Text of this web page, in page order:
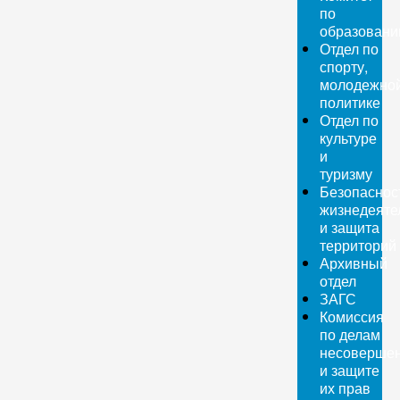
по
Отдел по
спорту,
политике
Отдел по
культуре
и
туризму
и защита
территорий
Архивный
отдел
ЗАГС
Комиссия
по делам
и защите
их прав